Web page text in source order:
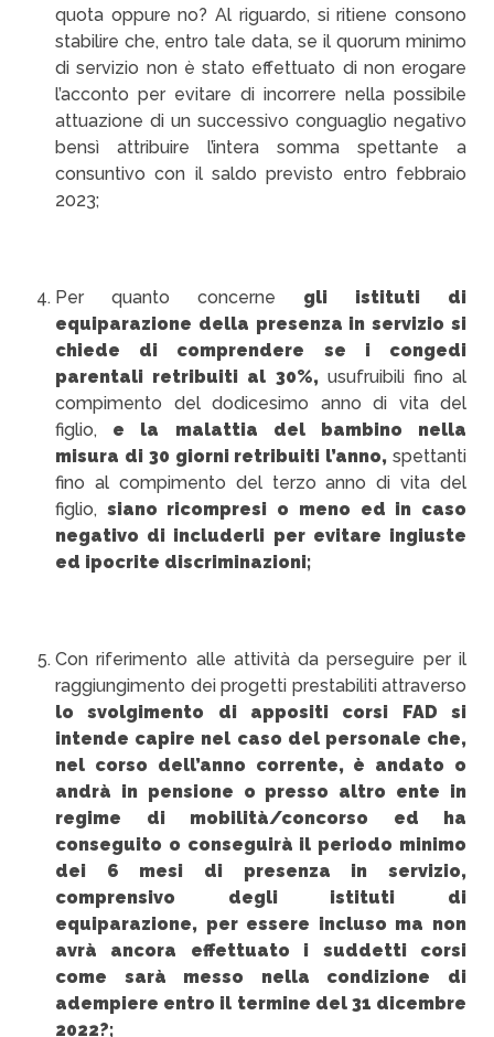
quota oppure no? Al riguardo, si ritiene consono
stabilire che, entro tale data, se il quorum minimo
di servizio non è stato effettuato di non erogare
l’acconto per evitare di incorrere nella possibile
attuazione di un successivo conguaglio negativo
bensì attribuire l’intera somma spettante a
consuntivo con il saldo previsto entro febbraio
2023;
Per quanto concerne gli istituti di
equiparazione della presenza in servizio si
chiede di comprendere se i congedi
parentali retribuiti al 30%, usufruibili fino al
compimento del dodicesimo anno di vita del
figlio, e la malattia del bambino nella
misura di 30 giorni retribuiti l’anno, spettanti
fino al compimento del terzo anno di vita del
figlio, siano ricompresi o meno ed in caso
negativo di includerli per evitare ingiuste
ed ipocrite discriminazioni;
Con riferimento alle attività da perseguire per il
raggiungimento dei progetti prestabiliti attraverso
lo svolgimento di appositi corsi FAD si
intende capire nel caso del personale che,
nel corso dell’anno corrente, è andato o
andrà in pensione o presso altro ente in
regime di mobilità/concorso ed ha
conseguito o conseguirà il periodo minimo
dei 6 mesi di presenza in servizio,
comprensivo degli istituti di
equiparazione, per essere incluso ma non
avrà ancora effettuato i suddetti corsi
come sarà messo nella condizione di
adempiere entro il termine del 31 dicembre
2022?;